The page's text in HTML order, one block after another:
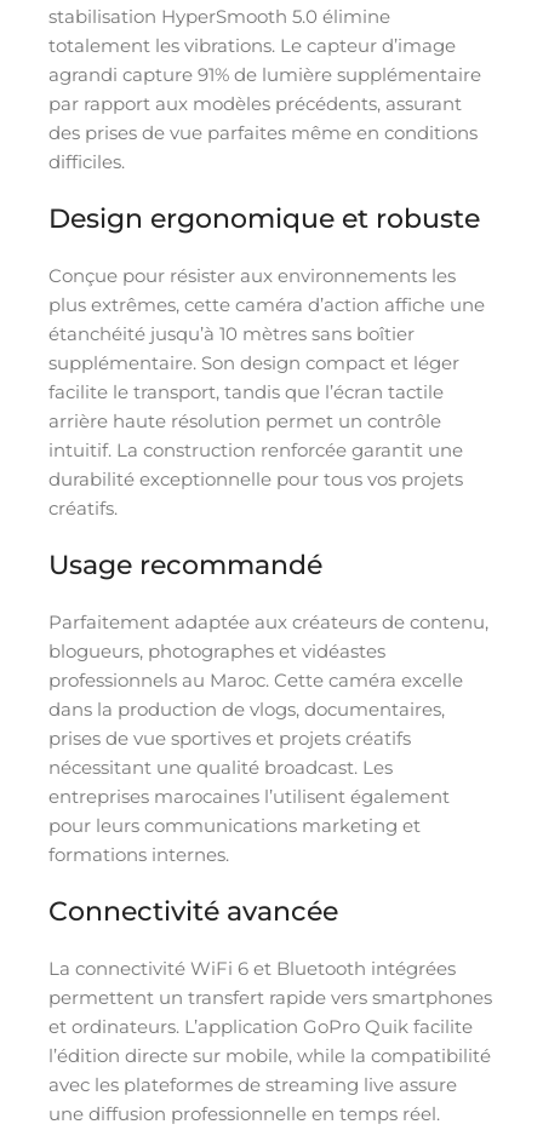
stabilisation HyperSmooth 5.0 élimine
totalement les vibrations. Le capteur d’image
agrandi capture 91% de lumière supplémentaire
par rapport aux modèles précédents, assurant
des prises de vue parfaites même en conditions
difficiles.
Design ergonomique et robuste
Conçue pour résister aux environnements les
plus extrêmes, cette caméra d’action affiche une
étanchéité jusqu’à 10 mètres sans boîtier
supplémentaire. Son design compact et léger
facilite le transport, tandis que l’écran tactile
arrière haute résolution permet un contrôle
intuitif. La construction renforcée garantit une
durabilité exceptionnelle pour tous vos projets
créatifs.
Usage recommandé
Parfaitement adaptée aux créateurs de contenu,
blogueurs, photographes et vidéastes
professionnels au Maroc. Cette caméra excelle
dans la production de vlogs, documentaires,
prises de vue sportives et projets créatifs
nécessitant une qualité broadcast. Les
entreprises marocaines l’utilisent également
pour leurs communications marketing et
formations internes.
Connectivité avancée
La connectivité WiFi 6 et Bluetooth intégrées
permettent un transfert rapide vers smartphones
et ordinateurs. L’application GoPro Quik facilite
l’édition directe sur mobile, while la compatibilité
avec les plateformes de streaming live assure
une diffusion professionnelle en temps réel.